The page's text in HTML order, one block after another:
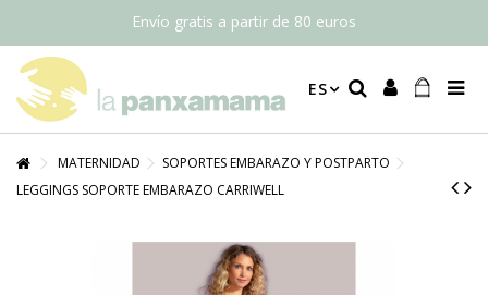
Envío gratis a partir de 80 euros
ES
MATERNIDAD
SOPORTES EMBARAZO Y POSTPARTO
LEGGINGS SOPORTE EMBARAZO CARRIWELL